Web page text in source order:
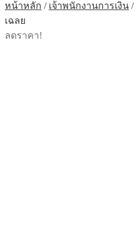
หน้าหลัก / เจ้าพนักงานการเงิน /
เฉลย
ลดราคา!